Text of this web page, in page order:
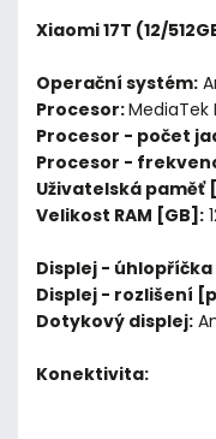
Xiaomi 17T (12/
Operační systém:
Procesor:
Procesor - počet
Procesor -
Uživatelská paměť
Velikost RAM [GB]:
Displej -
Displej - rozlišení
Dotykový displej:
Konektivita: